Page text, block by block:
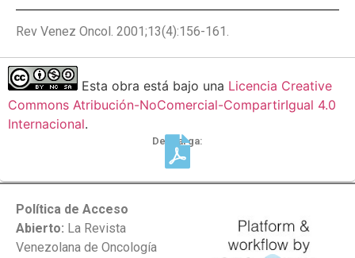
Rev Venez Oncol. 2001;13(4):156-161.
Esta obra está bajo una Licencia Creative
Commons Atribución-NoComercial-CompartirIgual 4.0
Internacional.
Descarga:
Política de Acceso
Abierto: La Revista
Venezolana de Oncología